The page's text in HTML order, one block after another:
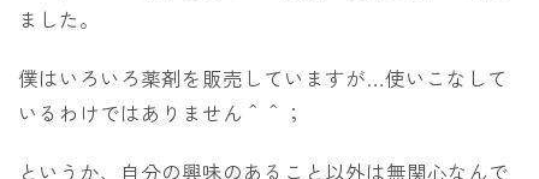
ました。
僕はいろいろ薬剤を販売していますが…使いこなして
いるわけではありません＾＾；
というか、自分の興味のあること以外は無関心なんで